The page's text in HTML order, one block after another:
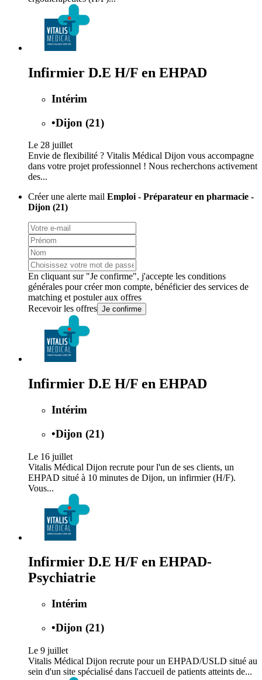
Infirmier D.E H/F en EHPAD
Intérim
•Dijon (21)
Le 28 juillet
Envie de flexibilité ? Vitalis Médical Dijon vous accompagne
dans votre projet professionnel ! Nous recherchons activement
des...
Créer une alerte mail Emploi - Préparateur en pharmacie -
Dijon (21)
En cliquant sur "Je confirme", j'accepte les conditions
générales pour créer mon compte, bénéficier des services de
matching et postuler aux offres
Recevoir les offres Je confirme
Infirmier D.E H/F en EHPAD
Intérim
•Dijon (21)
Le 16 juillet
Vitalis Médical Dijon recrute pour l'un de ses clients, un
EHPAD situé à 10 minutes de Dijon, un infirmier (H/F).
Vous...
Infirmier D.E H/F en EHPAD-
Psychiatrie
Intérim
•Dijon (21)
Le 9 juillet
Vitalis Médical Dijon recrute pour un EHPAD/USLD situé au
sein d'un site spécialisé dans l'accueil de patients atteints de...